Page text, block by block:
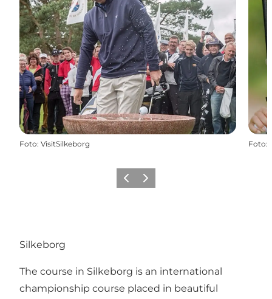
Foto: VisitSilkeborg Foto:
Precedente
Avanti
Silkeborg
The course in Silkeborg is an international
championship course placed in beautiful